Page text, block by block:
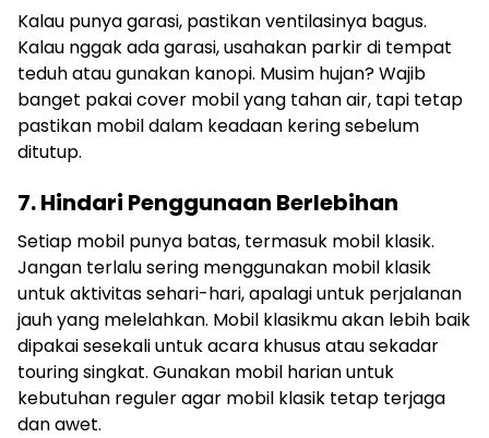
Kalau punya garasi, pastikan ventilasinya bagus.
Kalau nggak ada garasi, usahakan parkir di tempat
teduh atau gunakan kanopi. Musim hujan? Wajib
banget pakai cover mobil yang tahan air, tapi tetap
pastikan mobil dalam keadaan kering sebelum
ditutup.
7. Hindari Penggunaan Berlebihan
Setiap mobil punya batas, termasuk mobil klasik.
Jangan terlalu sering menggunakan mobil klasik
untuk aktivitas sehari-hari, apalagi untuk perjalanan
jauh yang melelahkan. Mobil klasikmu akan lebih baik
dipakai sesekali untuk acara khusus atau sekadar
touring singkat. Gunakan mobil harian untuk
kebutuhan reguler agar mobil klasik tetap terjaga
dan awet.